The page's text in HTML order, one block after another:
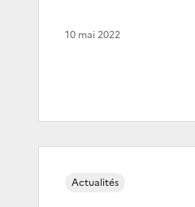
10 mai 2022
Actualités